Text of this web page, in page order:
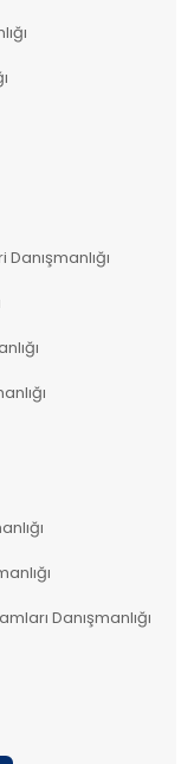
Danışmanlığı